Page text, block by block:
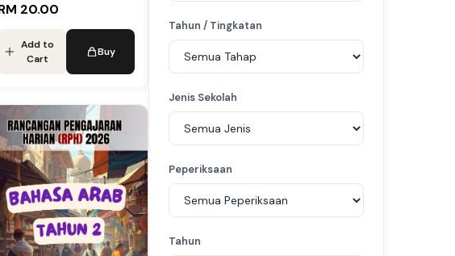
Tahun / Tingkatan
Jenis Sekolah
Peperiksaan
Tahun
20.00
Add to
Cart
Buy